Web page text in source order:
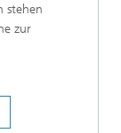
stehen
zur